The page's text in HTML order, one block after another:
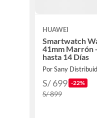
HUAWEI
Smartwatch
41mm Marrón
hasta 14 Días
Por Sany
S/ 699 -22%
S/ 899